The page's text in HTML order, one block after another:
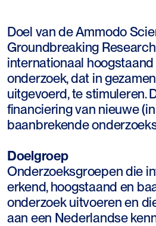
Doel van de Ammodo
Groundbreaking
internationaal
onderzoek, dat in
uitgevoerd, te stimuleren.
financiering van nieuwe
baanbrekende
Doelgroep
Onderzoeksgroepen die
erkend, hoogstaand en
onderzoek uitvoeren en
aan een Nederlandse